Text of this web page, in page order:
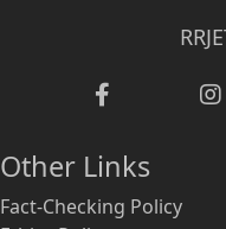
Other Links
Fact-Checking Policy